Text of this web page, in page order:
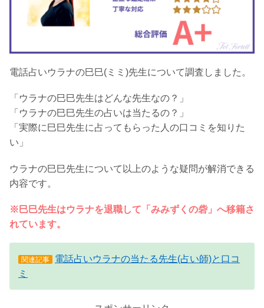
電話占いウラナの巳巳(ミミ)先生について調査しました。
「ウラナの巳巳先生はどんな先生なの？」
「ウラナの巳巳先生の占いは当たるの？」
「実際に巳巳先生に占ってもらった人の口コミを知りた
い」
ウラナの巳巳先生について以上のような疑問が解消できる
内容です。
※巳巳先生はウラナを退職して「みみずくの砦」へ移籍さ
れています。
関連記事
電話占いウラナの当たる先生(占い師)と口コ
ミ